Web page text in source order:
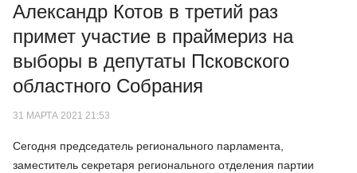
Александр Котов в третий раз
примет участие в праймериз на
выборы в депутаты Псковского
областного Собрания
31 МАРТА 2021 21:53
Сегодня председатель регионального парламента,
заместитель секретаря регионального отделения партии